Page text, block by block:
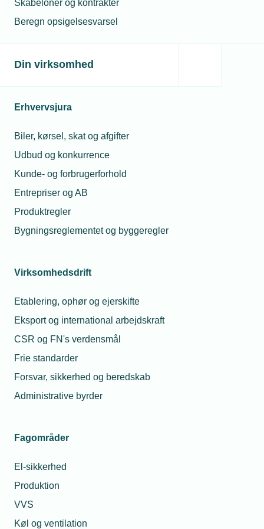
Skabeloner og kontrakter
Beregn opsigelsesvarsel
Din virksomhed
Erhvervsjura
Biler, kørsel, skat og afgifter
Udbud og konkurrence
Kunde- og forbrugerforhold
Entrepriser og AB
Produktregler
Bygningsreglementet og byggeregler
Virksomhedsdrift
Etablering, ophør og ejerskifte
Eksport og international arbejdskraft
CSR og FN's verdensmål
Frie standarder
Forsvar, sikkerhed og beredskab
Administrative byrder
Fagområder
El-sikkerhed
Produktion
VVS
Køl og ventilation
Følgende noteres i kommentar feltet:
Evt. Allergener
Vi ser frem til en fantastisk weekend med mulighed
Vel mødt!
Bestyrelsen,
Arrangementsinformation
Dato
Start
10. april 2026
Slut
10. april 2026-Kl. 22.00
12. marts 2026